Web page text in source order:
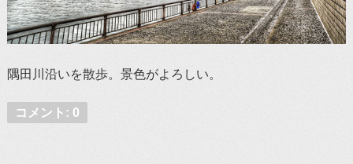
隅田川沿いを散歩。景色がよろしい。
コメント: 0